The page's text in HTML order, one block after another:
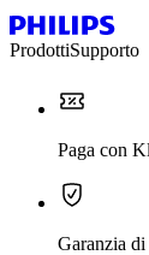
ProdottiSupporto
Paga con
Garanzia di